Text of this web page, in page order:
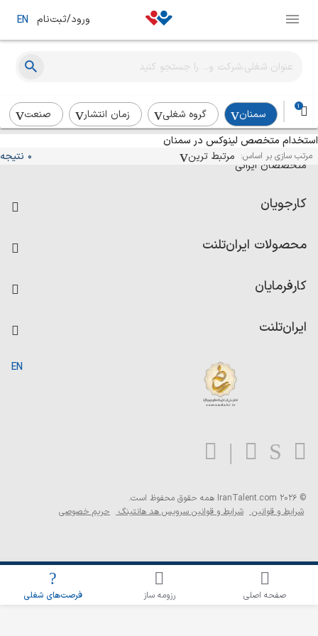
ورود/ثبت‌نام EN
1
سمنان گروه شغلی زمان انتشار
صنعت
استخدام متخصص لینوکس در سمنان
مرتب سازی بر اساس: مرتبط ترین 0 نتیجه
اطلاع‌رسانی شغلی را برای این جستجو فعال کنید
آگهی‌های استخدام و همکاری برای
متخصصان ایرانی
کارجویان
رزومه ساز
امتیاز شرکت‌ها
محصولات ایران‌تلنت
کاردیکس
کارفرمایان
ایران‌تلنت
بلاگ
EN
© 2026 IranTalent.com
همه حقوق محفوظ است.
شرایط و قوانین شرایط و قوانین سرویس هد هانتینگ حریم خصوصی
صفحه اصلی رزومه ساز فرصت‌های شغلی